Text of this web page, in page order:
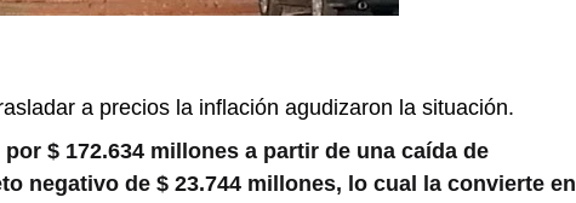
a precios la inflación agudizaron la situación.
$ 172.634 millones a partir de una caída de
negativo de $ 23.744 millones, lo cual la convierte en